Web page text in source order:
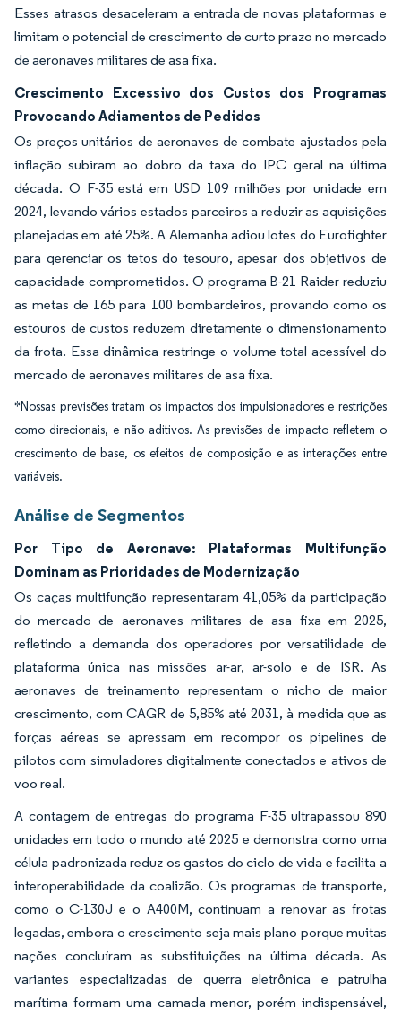
Esses atrasos desaceleram a entrada de novas plataformas e
limitam o potencial de crescimento de curto prazo no mercado
de aeronaves militares de asa fixa.
Crescimento Excessivo dos Custos dos Programas
Provocando Adiamentos de Pedidos
Os preços unitários de aeronaves de combate ajustados pela
inflação subiram ao dobro da taxa do IPC geral na última
década. O F-35 está em USD 109 milhões por unidade em
2024, levando vários estados parceiros a reduzir as aquisições
planejadas em até 25%. A Alemanha adiou lotes do Eurofighter
para gerenciar os tetos do tesouro, apesar dos objetivos de
capacidade comprometidos. O programa B-21 Raider reduziu
as metas de 165 para 100 bombardeiros, provando como os
estouros de custos reduzem diretamente o dimensionamento
da frota. Essa dinâmica restringe o volume total acessível do
mercado de aeronaves militares de asa fixa.
*Nossas previsões tratam os impactos dos impulsionadores e restrições
como direcionais, e não aditivos. As previsões de impacto refletem o
crescimento de base, os efeitos de composição e as interações entre
variáveis.
Análise de Segmentos
Por Tipo de Aeronave: Plataformas Multifunção
Dominam as Prioridades de Modernização
Os caças multifunção representaram 41,05% da participação
do mercado de aeronaves militares de asa fixa em 2025,
refletindo a demanda dos operadores por versatilidade de
plataforma única nas missões ar-ar, ar-solo e de ISR. As
aeronaves de treinamento representam o nicho de maior
crescimento, com CAGR de 5,85% até 2031, à medida que as
forças aéreas se apressam em recompor os pipelines de
pilotos com simuladores digitalmente conectados e ativos de
voo real.
A contagem de entregas do programa F-35 ultrapassou 890
unidades em todo o mundo até 2025 e demonstra como uma
célula padronizada reduz os gastos do ciclo de vida e facilita a
interoperabilidade da coalizão. Os programas de transporte,
como o C-130J e o A400M, continuam a renovar as frotas
legadas, embora o crescimento seja mais plano porque muitas
nações concluíram as substituições na última década. As
variantes especializadas de guerra eletrônica e patrulha
marítima formam uma camada menor, porém indispensável,